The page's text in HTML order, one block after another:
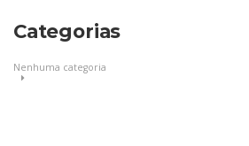
Categorias
Nenhuma categoria